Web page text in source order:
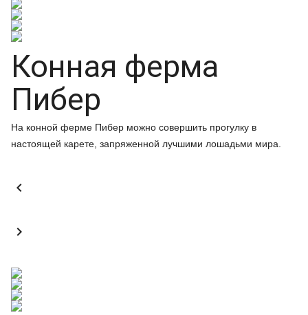
Конная ферма
Пибер
На конной ферме Пибер можно совершить прогулку в
настоящей карете, запряженной лучшими лошадьми мира.

